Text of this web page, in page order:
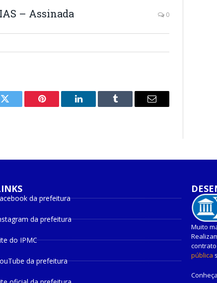
– Assinada 0
Twitter Pinterest
O
Tumblr
E-
da prefeitura
da prefeitura
do IPMC
da prefeitura
Muito
pública